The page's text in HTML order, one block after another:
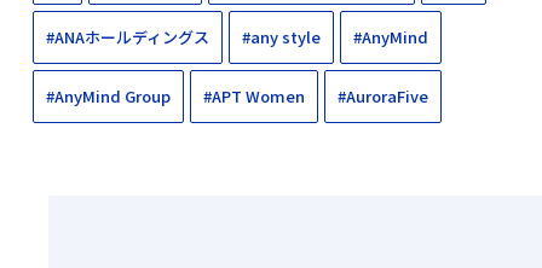
#ANAホールディングス #any style #AnyMind
#AnyMind Group #APT Women #AuroraFive